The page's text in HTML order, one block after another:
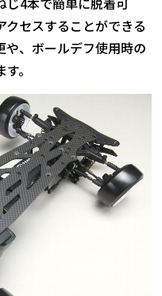
セスすることができる
や、ボールデフ使用時の
。